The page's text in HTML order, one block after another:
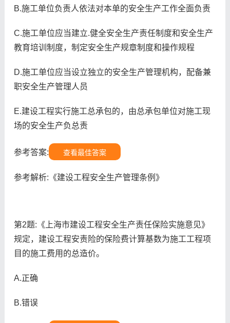
B.施工单位负责人依法对本单的安全生产工作全面负责
C.施工单位应当建立.健全安全生产责任制度和安全生产
教育培训制度，制定安全生产规章制度和操作规程
D.施工单位应当设立独立的安全生产管理机构，配备兼
职安全生产管理人员
E.建设工程实行施工总承包的，由总承包单位对施工现
场的安全生产负总责
参考答案: 查看最佳答案
参考解析:《建设工程安全生产管理条例》
第2题:《上海市建设工程安全生产责任保险实施意见》
规定，建设工程安责险的保险费计算基数为施工工程项
目的施工费用的总造价。
A.正确
B.错误